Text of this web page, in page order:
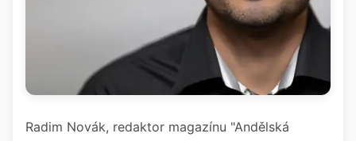
Radim Novák, redaktor magazínu "Andělská